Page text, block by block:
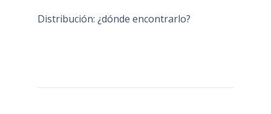
Distribución: ¿dónde encontrarlo?